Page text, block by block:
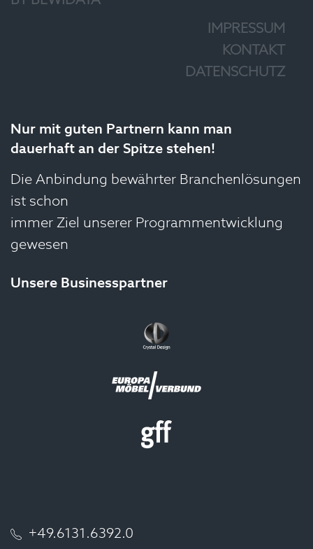
IMPRESSUM
KONTAKT
DATENSCHUTZ
Nur mit guten Partnern kann man
dauerhaft an der Spitze stehen!
Die Anbindung bewährter Branchenlösungen
ist schon
immer Ziel unserer Programmentwicklung
gewesen
Unsere Businesspartner
+49.6131.6392.0